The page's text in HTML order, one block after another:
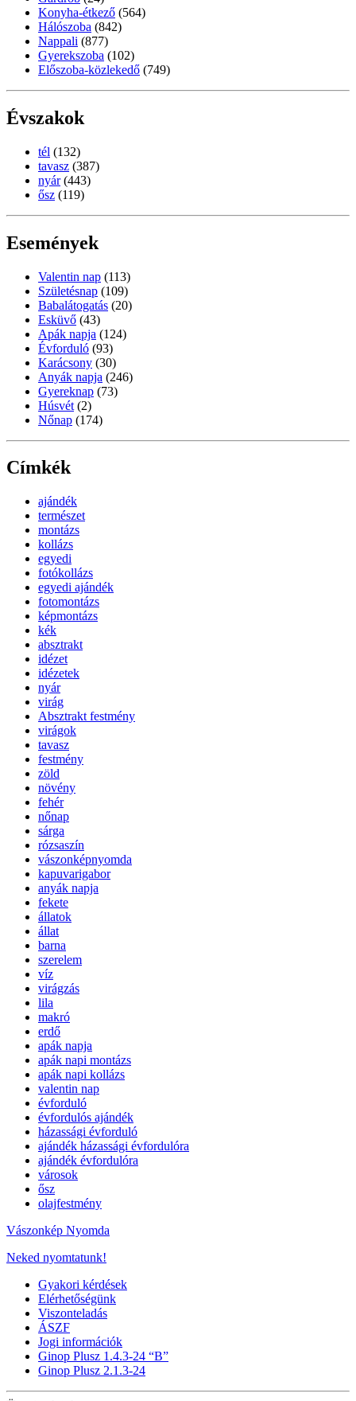
Konyha-étkező (564)
Hálószoba (842)
Nappali (877)
Gyerekszoba (102)
Előszoba-közlekedő (749)
Évszakok
tél (132)
tavasz (387)
nyár (443)
ősz (119)
Események
Valentin nap (113)
Születésnap (109)
Babalátogatás (20)
Esküvő (43)
Apák napja (124)
Évforduló (93)
Karácsony (30)
Anyák napja (246)
Gyereknap (73)
Húsvét (2)
Nőnap (174)
Címkék
ajándék
természet
montázs
kollázs
egyedi
fotókollázs
egyedi ajándék
fotomontázs
képmontázs
kék
absztrakt
idézet
idézetek
nyár
virág
Absztrakt festmény
virágok
tavasz
festmény
zöld
növény
fehér
nőnap
sárga
rózsaszín
vászonképnyomda
kapuvarigabor
anyák napja
fekete
állatok
állat
barna
szerelem
víz
virágzás
lila
makró
erdő
apák napja
apák napi montázs
apák napi kollázs
valentin nap
évforduló
évfordulós ajándék
házassági évforduló
ajándék házassági évfordulóra
ajándék évfordulóra
városok
ősz
olajfestmény
Vászonkép Nyomda
Neked nyomtatunk!
Gyakori kérdések
Elérhetőségünk
Viszonteladás
ÁSZF
Jogi információk
Ginop Plusz 1.4.3-24 “B”
Ginop Plusz 2.1.3-24